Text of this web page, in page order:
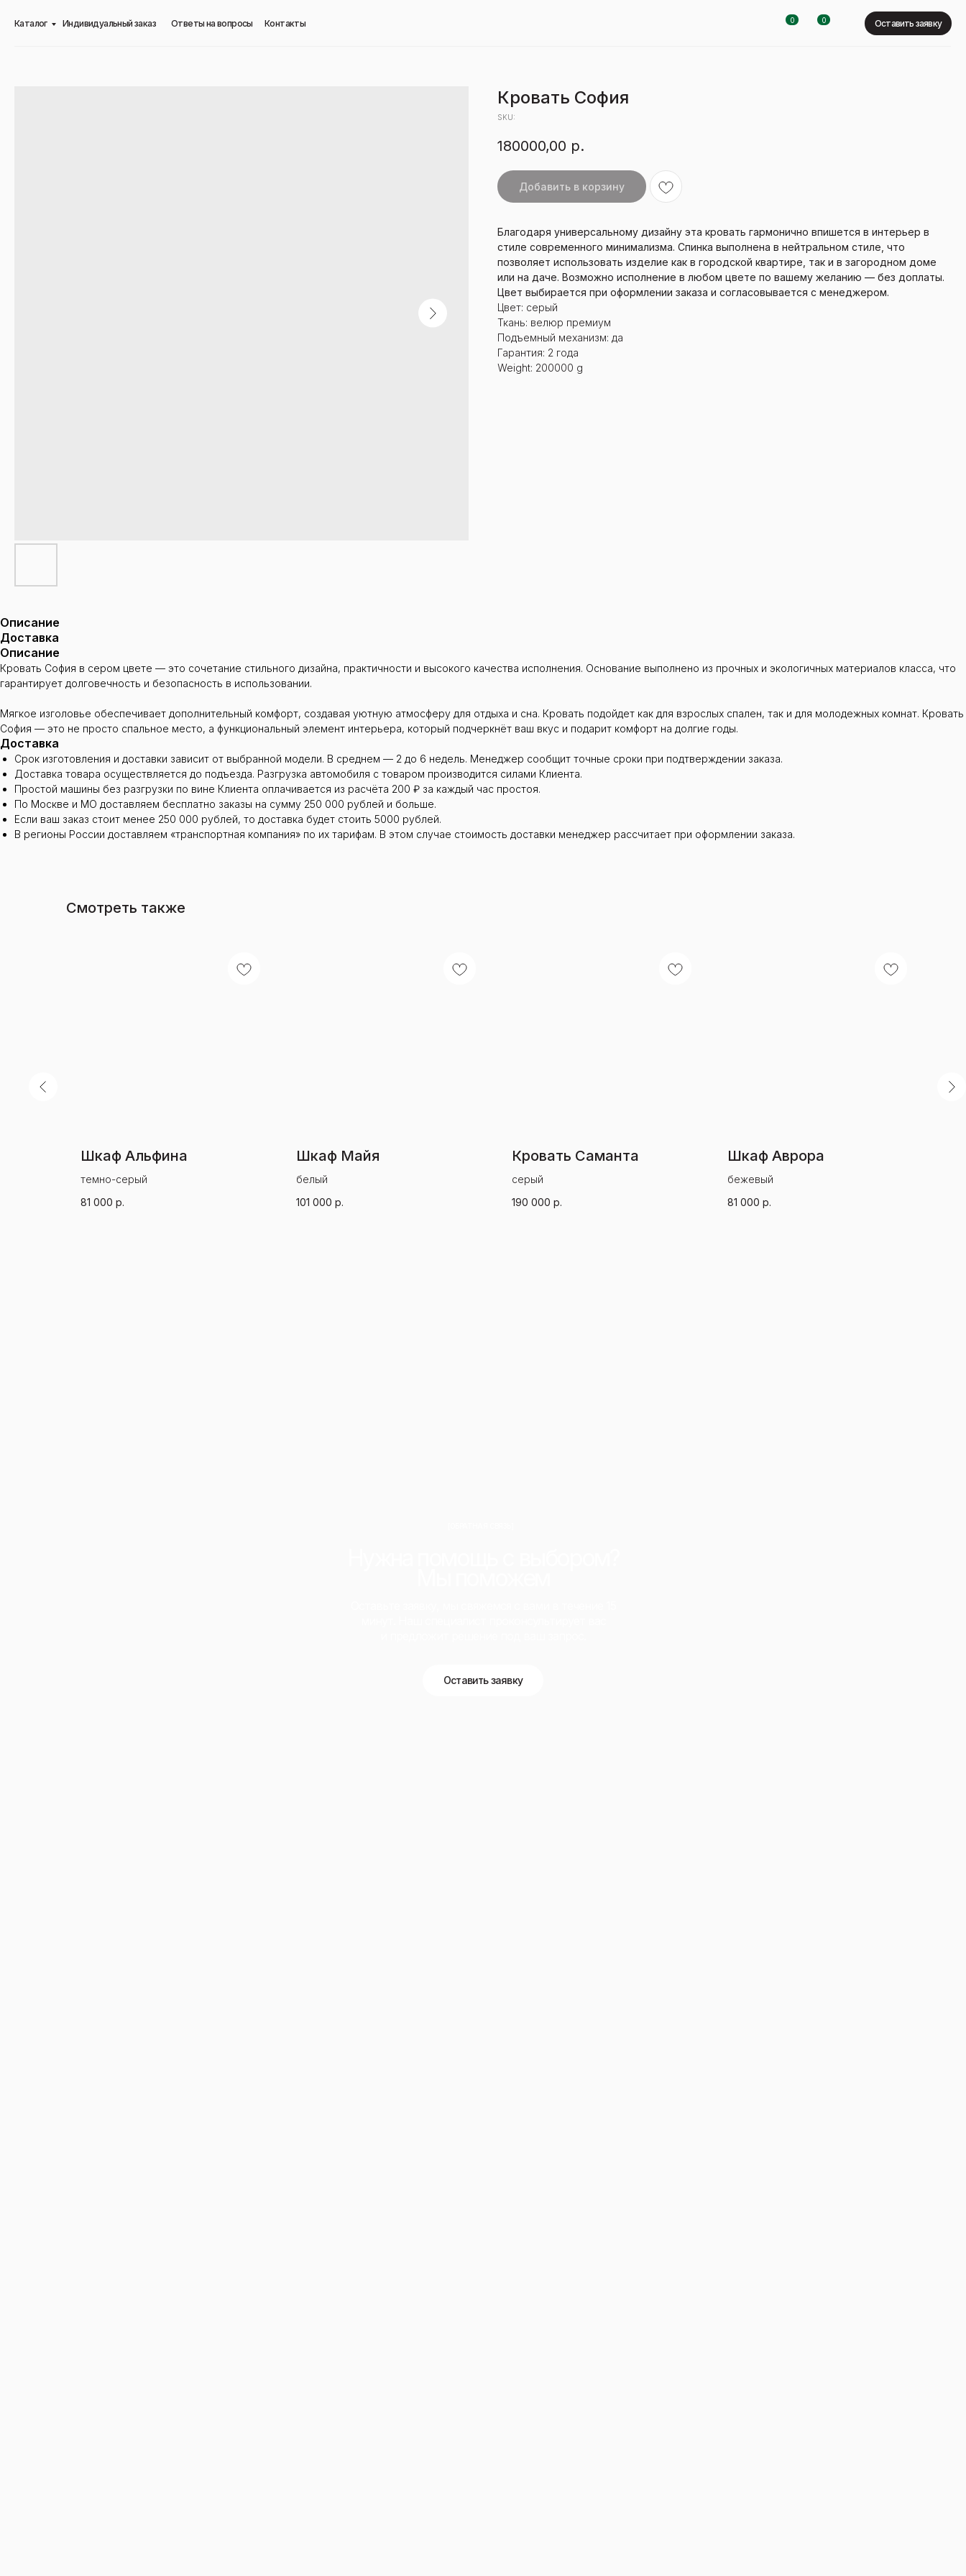
0
0 Оставить заявку
Каталог Ответы на вопросы
Индивидуальный заказ Контакты
Кровать София
SKU:
180000,00 р.
Добавить в корзину
Благодаря универсальному дизайну эта кровать гармонично впишется в интерьер в
стиле современного минимализма. Спинка выполнена в нейтральном стиле, что
позволяет использовать изделие как в городской квартире, так и в загородном доме
или на даче. Возможно исполнение в любом цвете по вашему желанию — без доплаты.
Цвет выбирается при оформлении заказа и согласовывается с менеджером.
Цвет: серый
Ткань: велюр премиум
Подъемный механизм: да
Гарантия: 2 года
Weight: 200000 g
Описание
Доставка
Описание
Кровать София в сером цвете — это сочетание стильного дизайна, практичности и высокого качества исполнения. Основание выполнено из прочных и экологичных материалов класса, что
гарантирует долговечность и безопасность в использовании.
Мягкое изголовье обеспечивает дополнительный комфорт, создавая уютную атмосферу для отдыха и сна. Кровать подойдет как для взрослых спален, так и для молодежных комнат. Кровать
София — это не просто спальное место, а функциональный элемент интерьера, который подчеркнёт ваш вкус и подарит комфорт на долгие годы.
Доставка
Срок изготовления и доставки зависит от выбранной модели. В среднем — 2 до 6 недель. Менеджер сообщит точные сроки при подтверждении заказа.
Доставка товара осуществляется до подъезда. Разгрузка автомобиля с товаром производится силами Клиента.
Простой машины без разгрузки по вине Клиента оплачивается из расчёта 200 ₽ за каждый час простоя.
По Москве и МО доставляем бесплатно заказы на сумму 250 000 рублей и больше.
Если ваш заказ стоит менее 250 000 рублей, то доставка будет стоить 5000 рублей.
В регионы России доставляем «транспортная компания» по их тарифам. В этом случае стоимость доставки менеджер рассчитает при оформлении заказа.
Смотреть также
Шкаф Альфина
темно-серый
81 000 р.
Шкаф Майя
белый
101 000 р.
Кровать Саманта
серый
190 000 р.
Шкаф Аврора
бежевый
81 000 р.
Оставить заявку